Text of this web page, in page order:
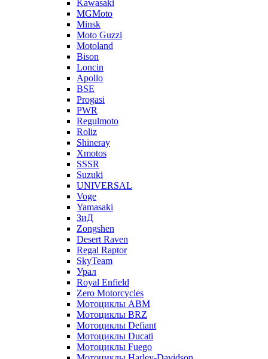
Kawasaki
MGMoto
Minsk
Moto Guzzi
Motoland
Bison
Loncin
Apollo
BSE
Progasi
PWR
Regulmoto
Roliz
Shineray
Xmotos
SSSR
Suzuki
UNIVERSAL
Voge
Yamasaki
ЗиД
Zongshen
Desert Raven
Regal Raptor
SkyTeam
Урал
Royal Enfield
Zero Motorcycles
Мотоциклы ABM
Мотоциклы BRZ
Мотоциклы Defiant
Мотоциклы Ducati
Мотоциклы Fuego